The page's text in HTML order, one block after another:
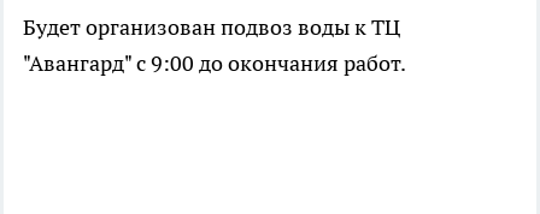
Будет организован подвоз воды к ТЦ
"Авангард" с 9:00 до окончания работ.